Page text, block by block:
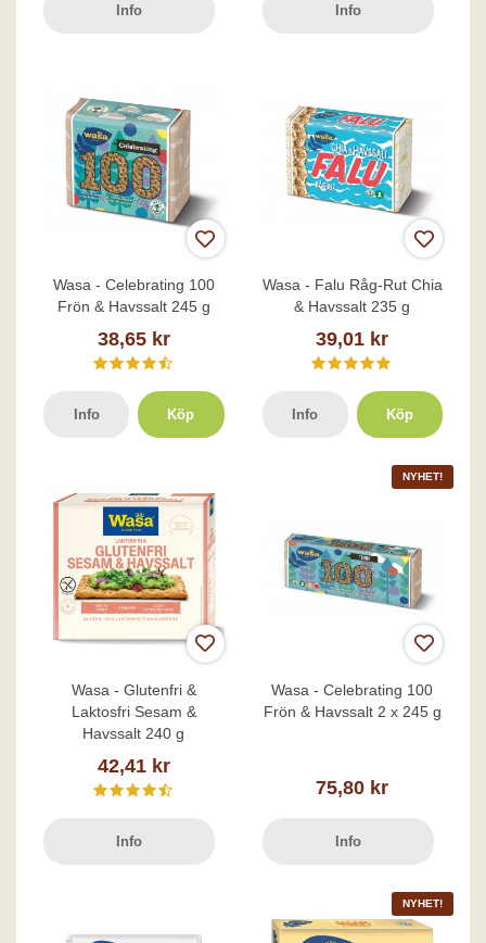
Info Info
Wasa - Celebrating 100
Frön & Havssalt 245 g
38,65 kr
Info Köp
Wasa - Falu Råg-Rut Chia
& Havssalt 235 g
39,01 kr
Info Köp
Wasa - Glutenfri &
Laktosfri Sesam &
Havssalt 240 g
42,41 kr
Info
NYHET!
Wasa - Celebrating 100
Frön & Havssalt 2 x 245 g
75,80 kr
Info
NYHET!